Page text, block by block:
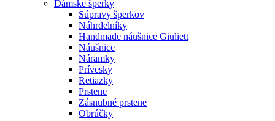
Dámske šperky
Súpravy šperkov
Náhrdelníky
Handmade náušnice Giuliett
Náušnice
Náramky
Prívesky
Retiazky
Prstene
Zásnubné prstene
Obrúčky